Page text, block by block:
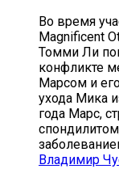
Во время
Magnificent
Томми Ли
конфликте
Марсом и
ухода Мика
года Марс,
Владимир